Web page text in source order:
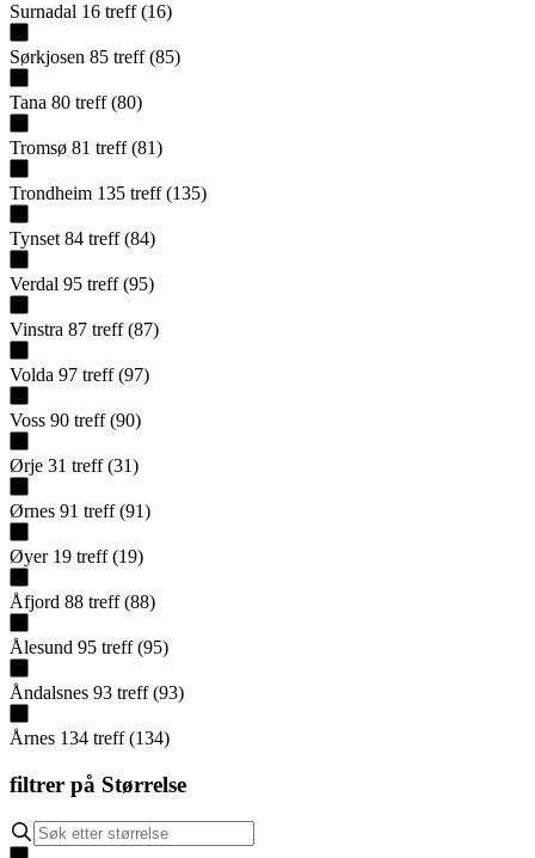
Surnadal 16 treff (16)
Sørkjosen 85 treff (85)
Tana 80 treff (80)
Tromsø 81 treff (81)
Trondheim 135 treff (135)
Tynset 84 treff (84)
Verdal 95 treff (95)
Vinstra 87 treff (87)
Volda 97 treff (97)
Voss 90 treff (90)
Ørje 31 treff (31)
Ørnes 91 treff (91)
Øyer 19 treff (19)
Åfjord 88 treff (88)
Ålesund 95 treff (95)
Åndalsnes 93 treff (93)
Årnes 134 treff (134)
filtrer på Størrelse